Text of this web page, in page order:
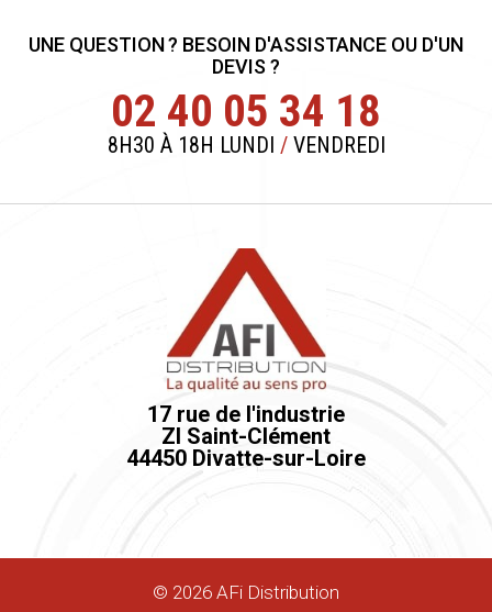
© 2026 AFi Distribution
UNE QUESTION ? BESOIN D'ASSISTANCE OU D'UN
DEVIS ?
02 40 05 34 18
8H30 À 18H LUNDI /VENDREDI
17 rue de l'industrie
ZI Saint-Clément
44450 Divatte-sur-Loire